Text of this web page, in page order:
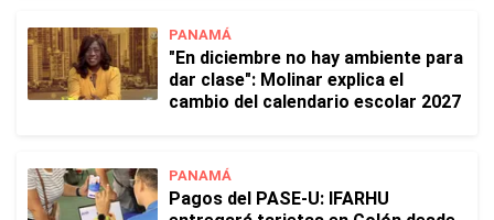
PANAMÁ
"En diciembre no hay ambiente para
dar clase": Molinar explica el
cambio del calendario escolar 2027
PANAMÁ
Pagos del PASE-U: IFARHU